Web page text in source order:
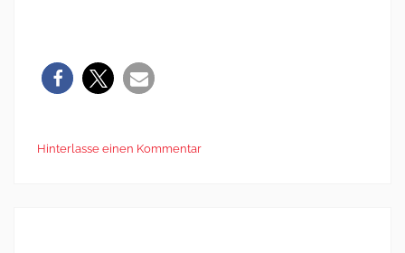
Hinterlasse einen Kommentar